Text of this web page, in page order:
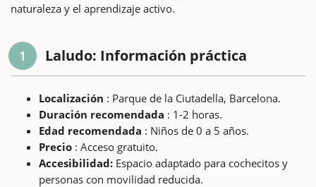
naturaleza y el aprendizaje activo.
1 Laludo: Información práctica
Localización : Parque de la Ciutadella, Barcelona.
Duración recomendada : 1-2 horas.
Edad recomendada : Niños de 0 a 5 años.
Precio : Acceso gratuito.
Accesibilidad: Espacio adaptado para cochecitos y
personas con movilidad reducida.